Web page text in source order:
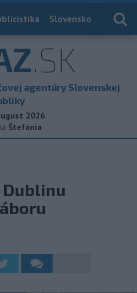
Slovensko
.SK
agentúry Slovenskej
2026
Štefánia